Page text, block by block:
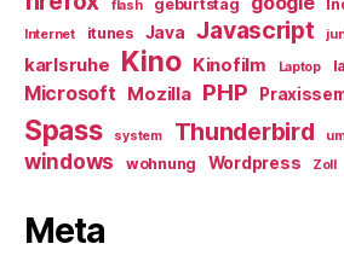
flash geburtstag
Internet itunes Java Javascript
karlsruhe Kino Kinofilm Laptop
Microsoft Mozilla PHP
Spass system Thunderbird
windows wohnung Wordpress Zoll
Meta